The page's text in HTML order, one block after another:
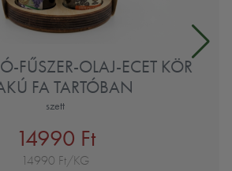
FŰSZER-OLAJ-ECET KÖR
FA TARTÓBAN
szett
14990 Ft
14990 Ft/KG